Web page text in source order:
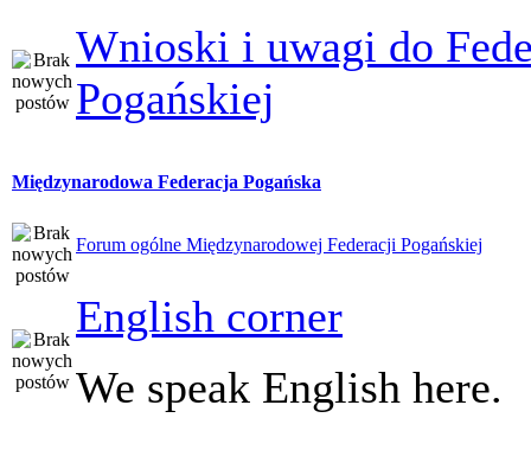
Wnioski i uwagi do
Pogańskiej
Międzynarodowa Federacja Pogańska
Forum ogólne Międzynarodowej Federacji Pogańskiej
English corner
We speak English here.